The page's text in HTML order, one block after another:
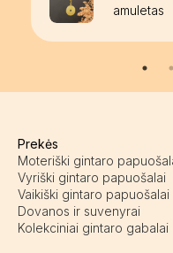
amuletas
Prekės
Moteriški gintaro
Vyriški gintaro papuošalai
Vaikiški gintaro papuošalai
Dovanos ir suvenyrai
Kolekciniai gintaro gabalai